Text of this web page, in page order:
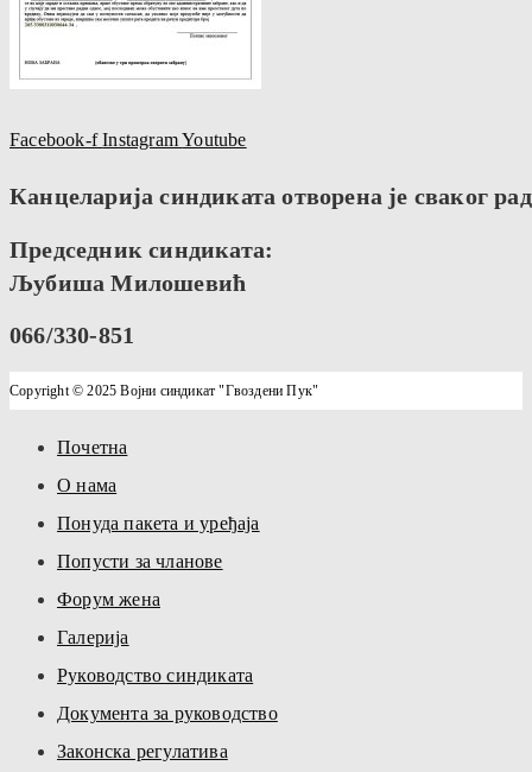
Facebook-f InstagramYoutube
Канцеларија синдиката отворена је сваког
Председник синдиката:
Љубиша Милошевић
066/330-851
Copyright © 2025 Војни синдикат "Гвоздени Пук"
Почетна
О нама
Понуда пакета и уређаја
Попусти за чланове
Форум жена
Галерија
Руководство синдиката
Документа за руководство
Законска регулатива